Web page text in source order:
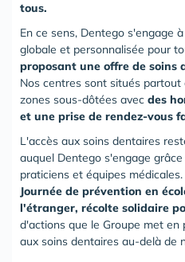
tous.
En ce sens, Dentego s'engage
globale et personnalisée pour
proposant une offre de soins
Nos centres sont situés
zones sous-dôtées avec des
et une prise de rendez-vous
L'accès aux soins dentaires
auquel Dentego s'engage
praticiens et équipes médicales.
Journée de prévention en
l'étranger, récolte solidaire
d'actions que le Groupe met
aux soins dentaires au-delà de